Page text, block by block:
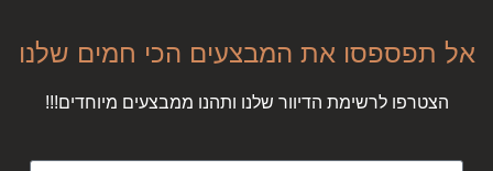
אל תפספסו את המבצעים הכי חמים שלנו
הצטרפו לרשימת הדיוור שלנו ותהנו ממבצעים מיוחדים!!!